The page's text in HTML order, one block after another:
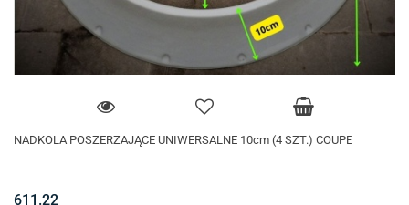
NADKOLA POSZERZAJĄCE UNIWERSALNE 10cm (4 SZT.) COUPE
611.22